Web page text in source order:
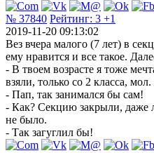
№ 37840 Рейтинг: 3 +1
2019-11-20 09:13:02
Вез вчера малого (7 лет) в
ему нравится и все такое.
- В твоем возрасте я тоже
взяли, только со 2 класса,
- Пап, так занимался бы сам!
- Как? Секцию закрыли, даже
не было.
- Так загуглил бы!